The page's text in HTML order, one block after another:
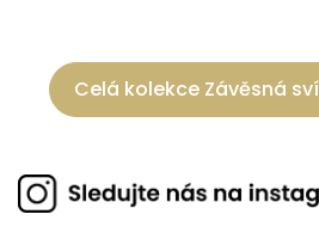
Celá kolekce Závěsná